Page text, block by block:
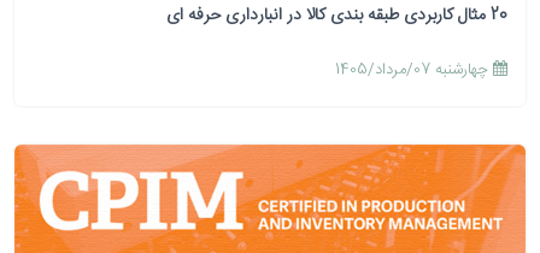
20 مثال کاربردی طبقه بندی کالا در انبارداری حرفه ای
چهارشنبه 07/مرداد/1405